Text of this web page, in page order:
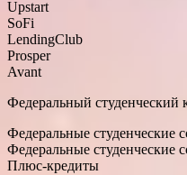
Upstart
SoFi
LendingClub
Prosper
Avant
Федеральный студенческий
Федеральные студенческие
Федеральные студенческие
Плюс-кредиты